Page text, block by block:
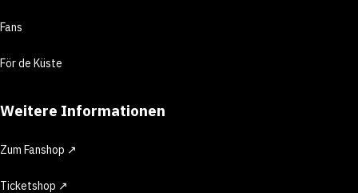
Fans
För de Küste
Weitere Informationen
Zum Fanshop ↗
Ticketshop ↗